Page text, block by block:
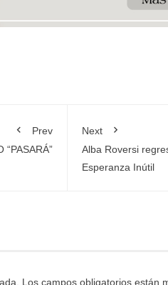
Prev
“PASARÁ”
Next
Alba Roversi
Esperanza Inútil
Los campos obligatorios están